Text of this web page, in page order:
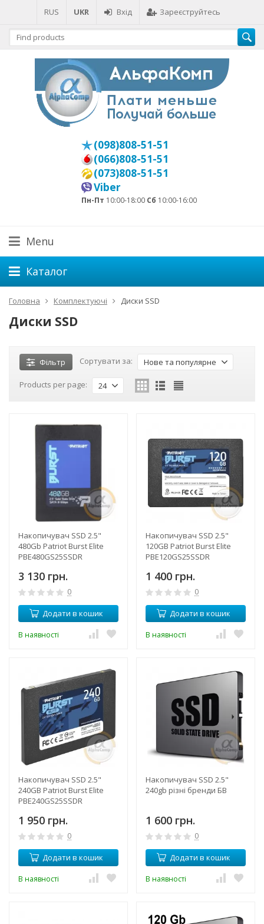
RUS UKR Вхід Зареєструйтесь
(098)808-51-51
(066)808-51-51
(073)808-51-51
Viber
Пн-Пт 10:00-18:00 Сб 10:00-16:00
Menu
Каталог
Головна Комплектуючі Диски SSD
Диски SSD
Фільтр Сортувати за: Нове та популярне
Products per page: 24
Накопичувач SSD 2.5"
480Gb Patriot Burst Elite
PBE480GS25SSDR
3 130 грн.
0
Додати в кошик
В наявності
Накопичувач SSD 2.5"
120GB Patriot Burst Elite
PBE120GS25SSDR
1 400 грн.
0
Додати в кошик
В наявності
Накопичувач SSD 2.5"
240GB Patriot Burst Elite
PBE240GS25SSDR
1 950 грн.
0
Додати в кошик
В наявності
Накопичувач SSD 2.5"
240gb різні бренди БВ
1 600 грн.
0
Додати в кошик
В наявності